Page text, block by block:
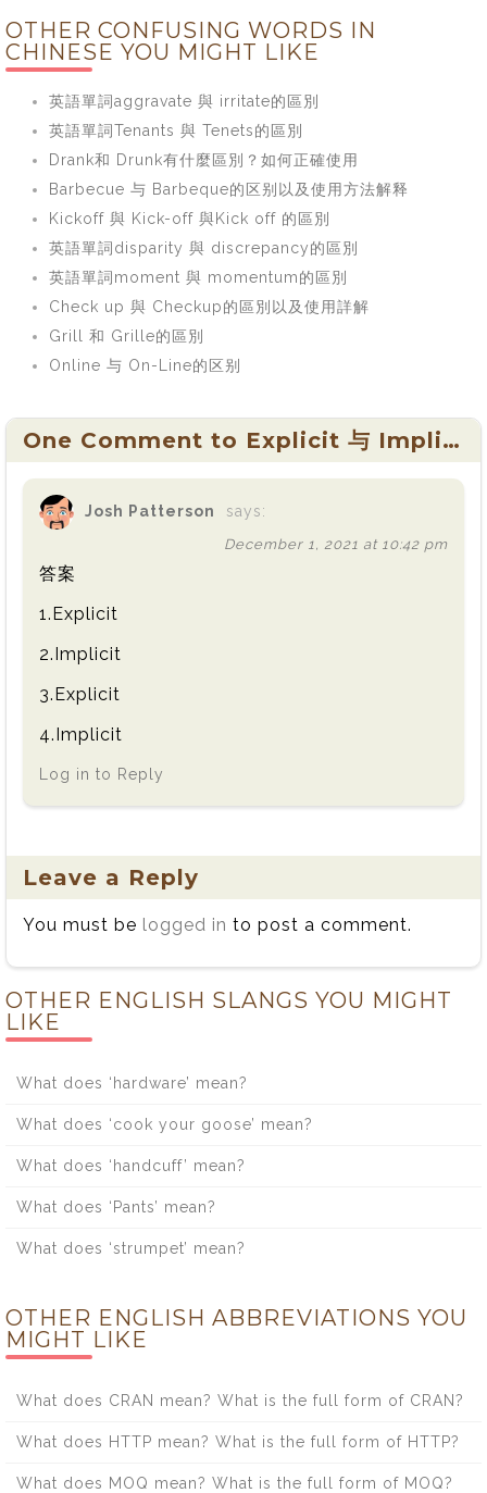
区别
OTHER CONFUSING WORDS IN
CHINESE YOU MIGHT LIKE
英語單詞aggravate 與 irritate的區別
英語單詞Tenants 與 Tenets的區別
Drank和 Drunk有什麼區別？如何正確使用
Barbecue 与 Barbeque的区别以及使用方法解释
Kickoff 與 Kick-off 與Kick off 的區別
英語單詞disparity 與 discrepancy的區別
英語單詞moment 與 momentum的區別
Check up 與 Checkup的區別以及使用詳解
Grill 和 Grille的區別
Online 与 On-Line的区别
One Comment to Explicit 与 Implicit的区别以及具体用法
Josh Patterson says:
December 1, 2021 at 10:42 pm
答案
1.Explicit
2.Implicit
3.Explicit
4.Implicit
Log in to Reply
Leave a Reply
You must be logged in to post a comment.
OTHER ENGLISH SLANGS YOU MIGHT
LIKE
What does ‘hardware’ mean?
What does ‘cook your goose’ mean?
What does ‘handcuff’ mean?
What does ‘Pants’ mean?
What does ‘strumpet’ mean?
OTHER ENGLISH ABBREVIATIONS YOU
MIGHT LIKE
What does CRAN mean? What is the full form of CRAN?
What does HTTP mean? What is the full form of HTTP?
What does MOQ mean? What is the full form of MOQ?